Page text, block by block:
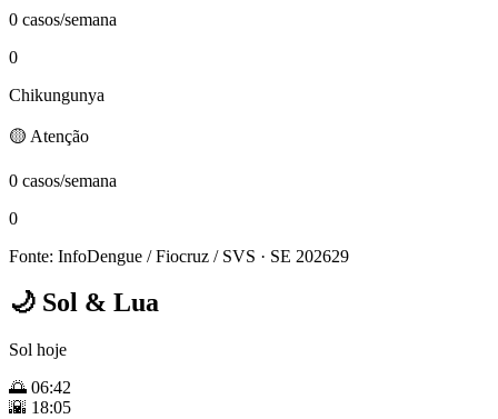
0 casos/semana
0
Chikungunya
🟡 Atenção
0 casos/semana
0
Fonte: InfoDengue / Fiocruz / SVS · SE 202629
🌙 Sol & Lua
Sol hoje
🌅 06:42
🌇 18:05